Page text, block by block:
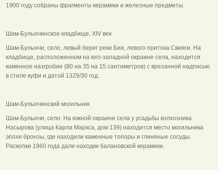
1900 году собраны фрагменты керамики и железные предметы.
Шам-Булыхчинское кладбище, ХIV век
Шам-Булыхчи, село, левый берег реки Бия, левого притока Свияги. На
кладбище, расположенном на юго-западной окраине села, находится
каменное назгробие (80 на 35 на 15 сантиметров) с врезанной надписью
в стиле куфи и датой 1329/30 год.
Шам-Булыхчинский могильник
Шам-Булыхчи, село. На южной окраине села у усадьбы колхозника
Насырова (улица Карла Маркса, дом 139) находится место могильника
эпохи бронзы, где находили каменные топоры и глиняные сосуды.
Раскопки 1960 года дали находки балановской керамики.